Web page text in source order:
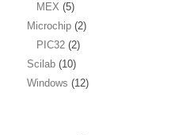
MEX (5)
Microchip (2)
PIC32 (2)
Scilab (10)
Windows (12)